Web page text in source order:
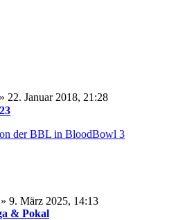
» 22. Januar 2018, 21:28
der BBL in BloodBowl 3
» 9. März 2025, 14:13
& Pokal